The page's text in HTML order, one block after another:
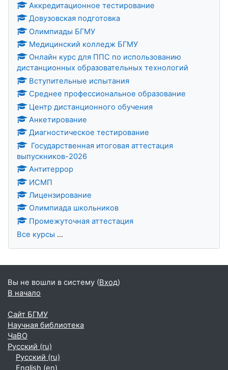
Аккредитационное тестирование
Довузовская подготовка
Олимпиады БГМУ
Медицинский колледж БГМУ
Онлайн курс для ППС по использованию
дистанционных образовательных технологий
Вступительные испытания
Среднее профессиональное образование
Центр дистанционного обучения
Анкетирование
Диагностическое тестирование
Государственная итоговая аттестация
выпускников-2026
Антитеррор
ИСМП
Лицензирование
Олимпиада школьников
Промежуточная аттестация
Все курсы ...
Вы не вошли в систему (Вход)
В начало
Сайт БГМУ
Научная библиотека
ЧаВО
Русский ‎(ru)‎
Русский ‎(ru)‎
English ‎(en)‎